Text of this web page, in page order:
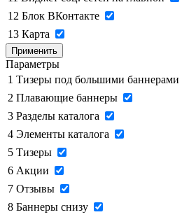
12 Блок ВКонтакте
13 Карта
Применить
Параметры
1 Тизеры под большими баннерами
2 Плавающие баннеры
3 Разделы каталога
4 Элементы каталога
5 Тизеры
6 Акции
7 Отзывы
8 Баннеры снизу